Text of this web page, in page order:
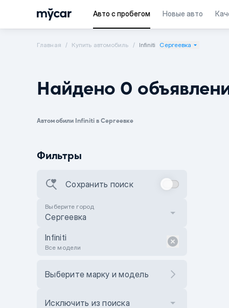
Авто с пробегом Новые авто
Главная Купить автомобиль Infiniti Сергеевка
Найдено 0
Автомобили Infiniti в Сергеевке
Фильтры
Сохранить поиск
Выберите город
Сергеевка
Infiniti
Все модели
Выберите марку и модель
Исключить из поиска